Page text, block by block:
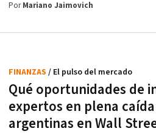
PorMariano Jaimovich
Qué oportunidades de
expertos en plena
argentinas en Wall
FINANZAS / El pulso del mercado